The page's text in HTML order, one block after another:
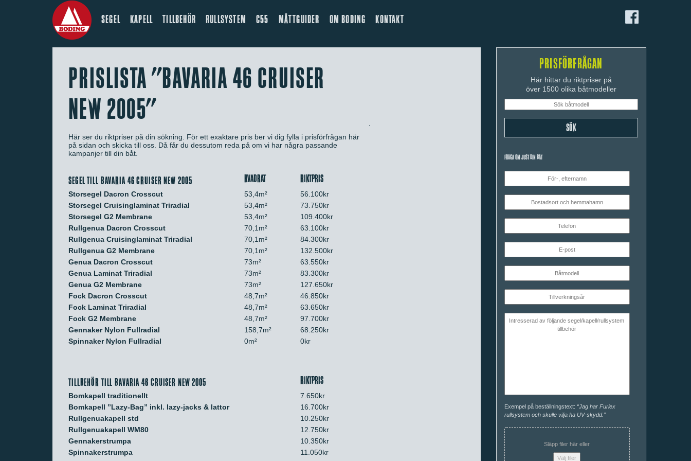
SEGEL KAPELL TILLBEHÖR RULLSYSTEM C55 MÅTTGUIDER OM BODING KONTAKT
PRISLISTA "BAVARIA 46 CRUISER
NEW 2005"
Här ser du riktpriser på din sökning. För ett exaktare pris ber vi dig fylla i prisförfrågan här
på sidan och skicka till oss. Då får du dessutom reda på om vi har några passande
kampanjer till din båt.
SEGEL TILL BAVARIA 46 CRUISER NEW 2005 KVADRAT RIKTPRIS
Storsegel Dacron Crosscut 53,4m²
56.100kr
Storsegel Cruisinglaminat Triradial
53,4m²
73.750kr
Storsegel G2 Membrane
53,4m²
109.400kr
Rullgenua Dacron Crosscut
70,1m²
63.100kr
Rullgenua Cruisinglaminat Triradial
70,1m²
84.300kr
Rullgenua G2 Membrane
70,1m²
132.500kr
Genua Dacron Crosscut
73m²
63.550kr
Genua Laminat Triradial
73m²
83.300kr
Genua G2 Membrane
73m²
127.650kr
Fock Dacron Crosscut
48,7m²
46.850kr
Fock Laminat Triradial
48,7m²
63.650kr
Fock G2 Membrane
48,7m²
97.700kr
Gennaker Nylon Fullradial
158,7m²
68.250kr
Spinnaker Nylon Fullradial
0m² 0kr
TILLBEHÖR TILL BAVARIA 46 CRUISER NEW 2005 RIKTPRIS
Bomkapell traditionellt
7.650kr
Bomkapell ”Lazy-Bag” inkl. lazy-jacks & lattor
16.700kr
Rullgenuakapell std
10.250kr
Rullgenuakapell WM80
12.750kr
Gennakerstrumpa
10.350kr
Spinnakerstrumpa
11.050kr
PRISFÖRFRÅGAN
Här hittar du riktpriser på
över 1500 olika båtmodeller
FRÅGA OM JUST DIN BÅT
Exempel på beställningstext: “Jag har Furlex
rullsystem och skulle vilja ha UV-skydd.”
Släpp filer här eller
Välj filer